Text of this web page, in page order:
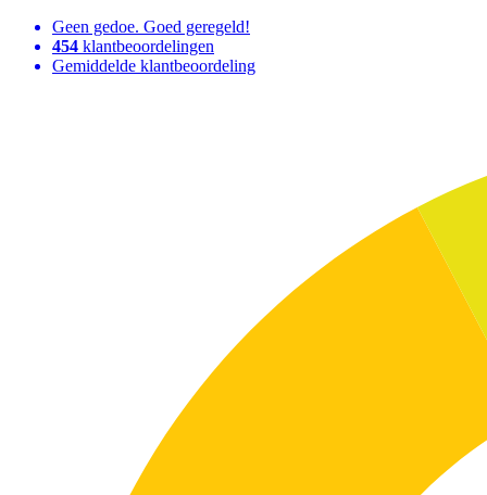
Geen gedoe. Goed geregeld!
454 klantbeoordelingen
Gemiddelde klantbeoordeling